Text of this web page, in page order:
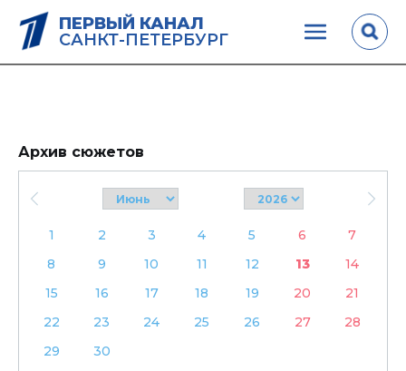
ПЕРВЫЙ КАНАЛ
САНКТ-ПЕТЕРБУРГ
Архив сюжетов
1 2 3 4 5 6
7
8
9 10 11 12 13
14
15
16 17 18 19 20
21
22
23 24 25 26 27
28
29
30